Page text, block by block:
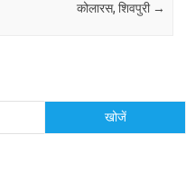
कोलारस, शिवपुरी →
खोजें